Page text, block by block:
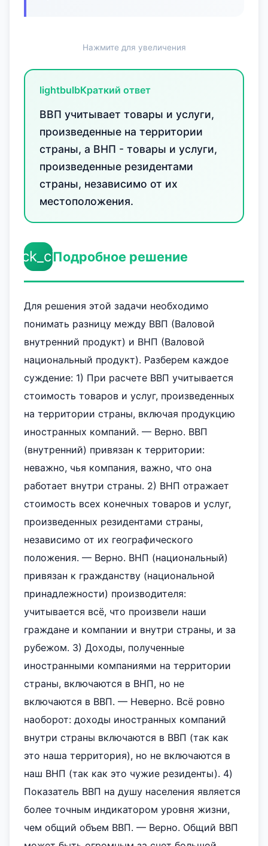
Нажмите для увеличения
lightbulbКраткий ответ
ВВП учитывает товары и услуги,
произведенные на территории
страны, а ВНП - товары и услуги,
произведенные резидентами
страны, независимо от их
местоположения.
Подробное решение
Для решения этой задачи необходимо
понимать разницу между ВВП (Валовой
внутренний продукт) и ВНП (Валовой
национальный продукт). Разберем каждое
суждение: 1) При расчете ВВП учитывается
стоимость товаров и услуг, произведенных
на территории страны, включая продукцию
иностранных компаний. — Верно. ВВП
(внутренний) привязан к территории:
неважно, чья компания, важно, что она
работает внутри страны. 2) ВНП отражает
стоимость всех конечных товаров и услуг,
произведенных резидентами страны,
независимо от их географического
положения. — Верно. ВНП (национальный)
привязан к гражданству (национальной
принадлежности) производителя:
учитывается всё, что произвели наши
граждане и компании и внутри страны, и за
рубежом. 3) Доходы, полученные
иностранными компаниями на территории
страны, включаются в ВНП, но не
включаются в ВВП. — Неверно. Всё ровно
наоборот: доходы иностранных компаний
внутри страны включаются в ВВП (так как
это наша территория), но не включаются в
наш ВНП (так как это чужие резиденты). 4)
Показатель ВВП на душу населения является
более точным индикатором уровня жизни,
чем общий объем ВВП. — Верно. Общий ВВП